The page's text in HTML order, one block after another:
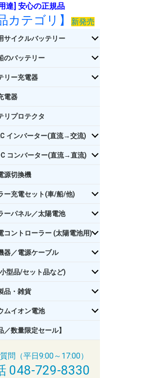
達] 安心の正規品
カテゴリ】 新発売
サイクルバッテリー
のバッテリー
リー充電器
電器
リプロテクタ
インバーター(直流→交流)
コンバーター(直流→直流)
源切換機
ー充電セット(車/船/他)
ーパネル／太陽電池
コントローラー (太陽電池用)
器／電源ケーブル
型品/セット品など)
品・雑貨
ムイオン電池
／数量限定セール】
問（平日9:00～17:00）
048-729-8330